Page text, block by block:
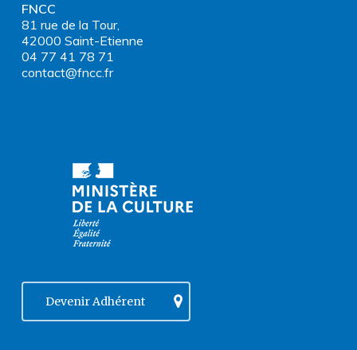
FNCC
81 rue de la Tour,
42000 Saint-Etienne
04 77 41 78 71
contact@fncc.fr
Devenir Adhérent